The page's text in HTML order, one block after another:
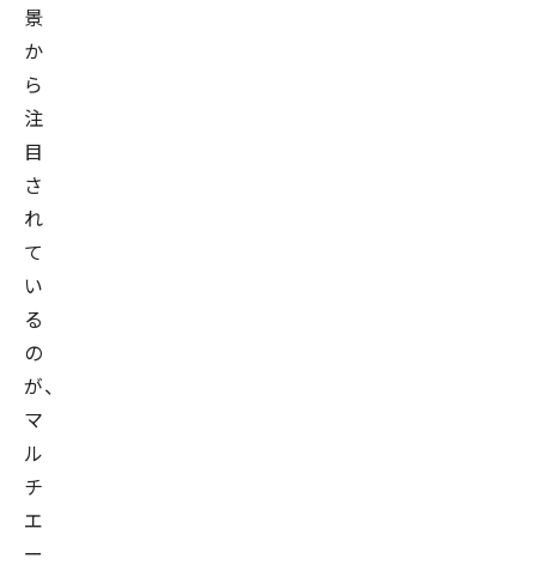
景
か
ら
注
目
さ
れ
て
い
る
の
が、
マ
ル
チ
エ
ー